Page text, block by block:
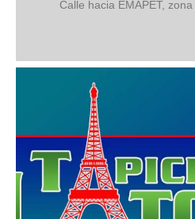
Calle hacia EMAPET,